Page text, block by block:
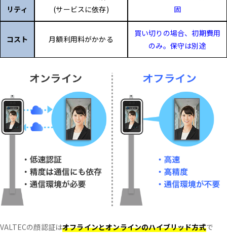
リティ
(サービスに依存)
固
コスト 月額利用料がかかる
買い切りの場合、初期費用
のみ。保守は別途
VALTECの顔認証はオフラインとオンラインのハイブリッド方式で